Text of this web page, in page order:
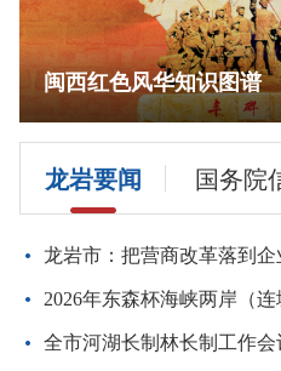
闽西红色风华知识图谱
龙岩要闻 国务院
龙岩市：把营商改革落到企